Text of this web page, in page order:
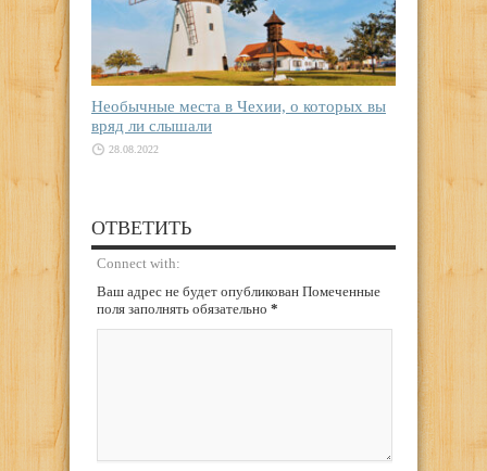
Необычные места в Чехии, о которых вы
вряд ли слышали
28.08.2022
ОТВЕТИТЬ
Connect with:
Ваш адрес не будет опубликован Помеченные
поля заполнять обязательно *